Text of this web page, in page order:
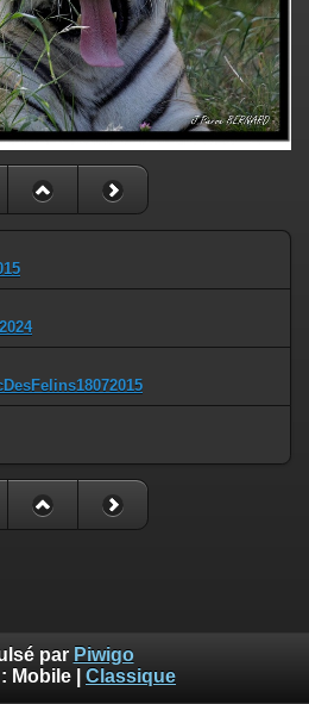
par Piwigo
Mobile Classique